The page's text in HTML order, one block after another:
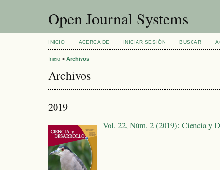
Open Journal Systems
INICIO ACERCA DE INICIAR SESIÓN BUSCAR
Inicio > Archivos
Archivos
2019
Vol. 22, Núm. 2 (2019): Ciencia y